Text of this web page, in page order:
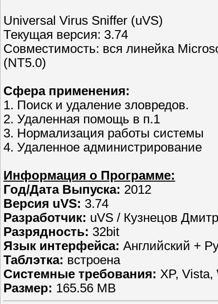
Universal Virus Sniffer (uVS)
Текущая верcия: 3.74
Совместимость: вся линейка
(NT5.0)
Сфера применения:
1. Поиск и удаление зловредов.
2. Удаленная помощь в п.1
3. Нормализация работы системы
4. Удаленное администрирование
Информация о Программе:
Год/Дата Выпуска: 2012
Версия uVS: 3.74
Разработчик: uVS / Кузнецов
Разрядность: 32bit
Язык интерфейса: Английский +
Таблэтка: встроена
Системные требования: XP,
Размер: 165.56 MB